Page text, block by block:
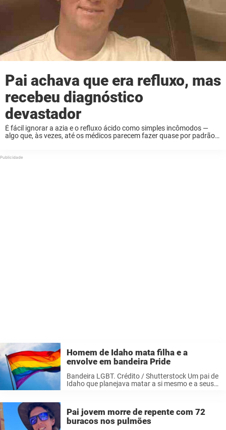
Pai achava que era refluxo, mas
recebeu diagnóstico
devastador
É fácil ignorar a azia e o refluxo ácido como simples incômodos —
algo que, às vezes, até os médicos parecem fazer quase por padrão.
Homem de Idaho mata filha e a
envolve em bandeira Pride
Bandeira LGBT. Crédito / Shutterstock Um pai de
Idaho que planejava matar a si mesmo e a seus
Pai jovem morre de repente com 72
buracos nos pulmões